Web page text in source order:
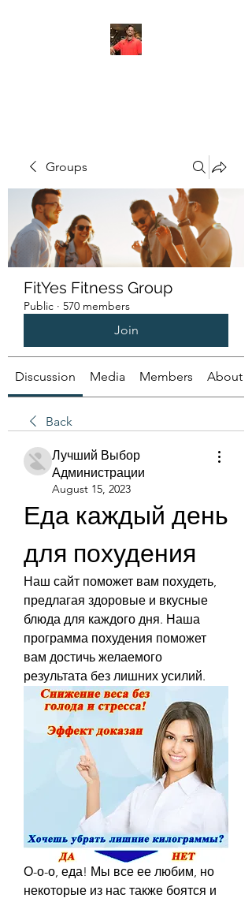
Groups
FitYes Fitness Group
Public · 570 members
Join
Discussion Media Members About
Back
Лучший Выбор
Администрации
August 15, 2023
Еда каждый день
для похудения
Наш сайт поможет вам похудеть,
предлагая здоровые и вкусные
блюда для каждого дня. Наша
программа похудения поможет
вам достичь желаемого
результата без лишних усилий.
О-о-о, еда! Мы все ее любим, но
некоторые из нас также боятся и